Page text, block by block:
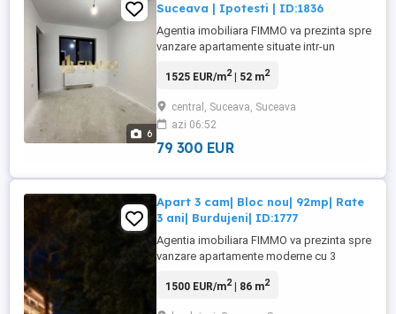
6
Suceava | Ipotesti | ID:1836
Agentia imobiliara FIMMO va prezinta spre
vanzare apartamente situate intr-un
dezvoltare in zona Carrefour Ipotesti,
expansiune, ideala atat pentru locuire
permanenta, cat si pentru investitie.
Fiecare apartament are o suprafata ...
1525 EUR/m2| 52 m2
central, Suceava, Suceava
azi 06:52
79 300 EUR
Apart 3 cam| Bloc nou| 92mp| Rate
3 ani| Burdujeni| ID:1777
Agentia imobiliara FIMMO va prezinta spre
vanzare apartamente moderne cu 3
curs de constructie, amplasat intr-o zona
1500 EUR/m2| 86 m2